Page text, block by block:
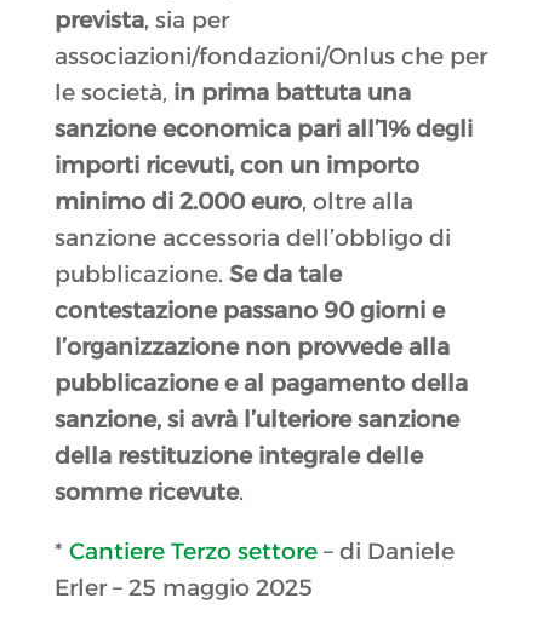
prevista, sia per
associazioni/fondazioni/Onlus che per
le società, in prima battuta una
sanzione economica pari all’1% degli
importi ricevuti, con un importo
minimo di 2.000 euro, oltre alla
sanzione accessoria dell’obbligo di
pubblicazione. Se da tale
contestazione passano 90 giorni e
l’organizzazione non provvede alla
pubblicazione e al pagamento della
sanzione, si avrà l’ulteriore sanzione
della restituzione integrale delle
somme ricevute.
* Cantiere Terzo settore– di Daniele
Erler – 25 maggio 2025